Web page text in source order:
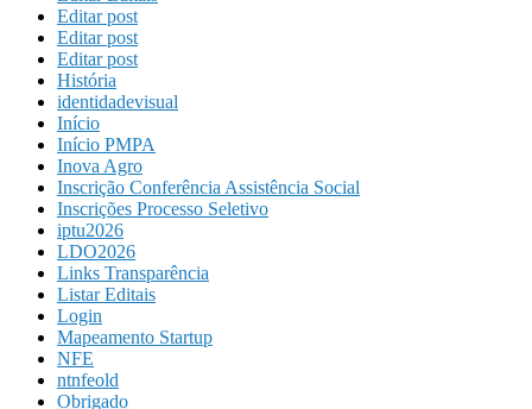
Editar post
Editar post
Editar post
História
identidadevisual
Início
Início PMPA
Inova Agro
Inscrição Conferência Assistência Social
Inscrições Processo Seletivo
iptu2026
LDO2026
Links Transparência
Listar Editais
Login
Mapeamento Startup
NFE
ntnfeold
Obrigado